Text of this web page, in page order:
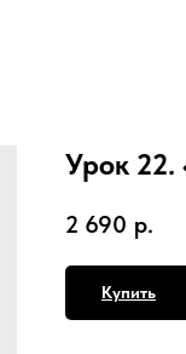
Урок
2 690 р.
Купить